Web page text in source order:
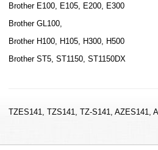
Brother E100, E105, E200, E300
Brother GL100,
Brother H100, H105, H300, H500
Brother ST5, ST1150, ST1150DX
TZES141, TZS141, TZ-S141, AZES141,